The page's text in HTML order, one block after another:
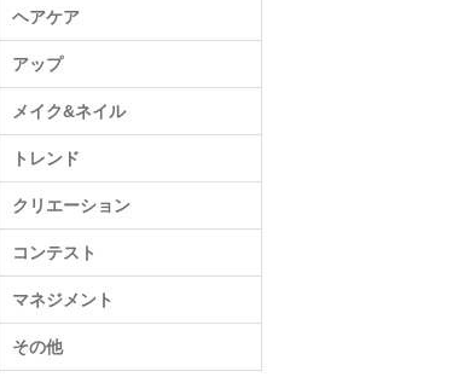
ヘアケア
アップ
メイク&ネイル
トレンド
クリエーション
コンテスト
マネジメント
その他